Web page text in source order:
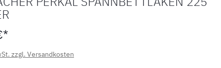
zzgl. Versandkosten